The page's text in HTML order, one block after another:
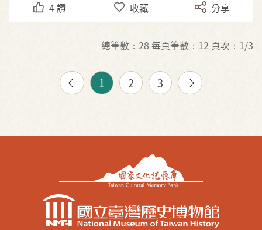
4讚 收藏 分享
總筆數：28 每頁筆數：12 頁次：1/3
1 2 3